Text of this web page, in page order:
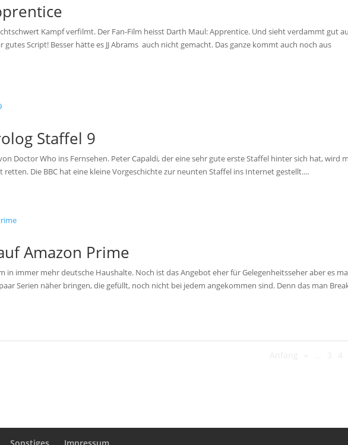
Kampf verfilmt. Der Fan-Film heisst Darth Maul: Apprentice. Und sieht verdammt gut
Script! Besser hätte es JJ Abrams auch nicht gemacht. Das ganze kommt auch noch aus
Staffel 9
Doctor Who ins Fernsehen. Peter Capaldi, der eine sehr gute erste Staffel hinter sich hat, wird
retten. Die BBC hat eine kleine Vorgeschichte zur neunten Staffel ins Internet gestellt....
Amazon Prime
in immer mehr deutsche Haushalte. Noch ist das Angebot eher für Gelegenheitsseher aber es
Serien näher bringen, die gefüllt, noch nicht bei jedem angekommen sind. Denn das man
Sonstiges Impressum